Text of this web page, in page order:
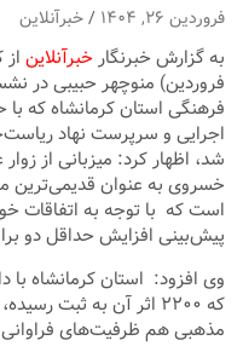
فروردین ۲۶, ۱۴۰۴ خبرآنلاین
به گزارش خبرنگارخبرآنلاین
فروردین) منوچهر حبیبی در
فرهنگی استان کرمانشاه که
اجرایی و سرپرست نهاد
شد، اظهار کرد: میزبانی از
خسروی به عنوان قدیمی‌ترین
است که با توجه به اتفاقات
پیش‌بینی افزایش حداقل دو
وی افزود: استان‌ کرمانشاه با
که ۲۲۰۰ اثر آن به ثبت
مذهبی هم ظرفیت‌های فراوانی